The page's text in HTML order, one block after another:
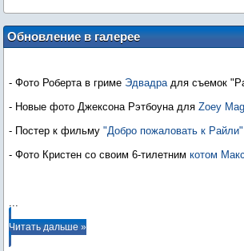
Обновление в галерее
- Фото Роберта в гриме Эдвадрадля съемок
- Новые фото Джексона Рэтбоуна для Zoey
- Постер к фильму "Добро пожаловать к Райли"
- Фото Кристен со своим 6-тилетним котом
...
Читать дальше »